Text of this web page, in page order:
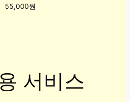
55,000원
서비스